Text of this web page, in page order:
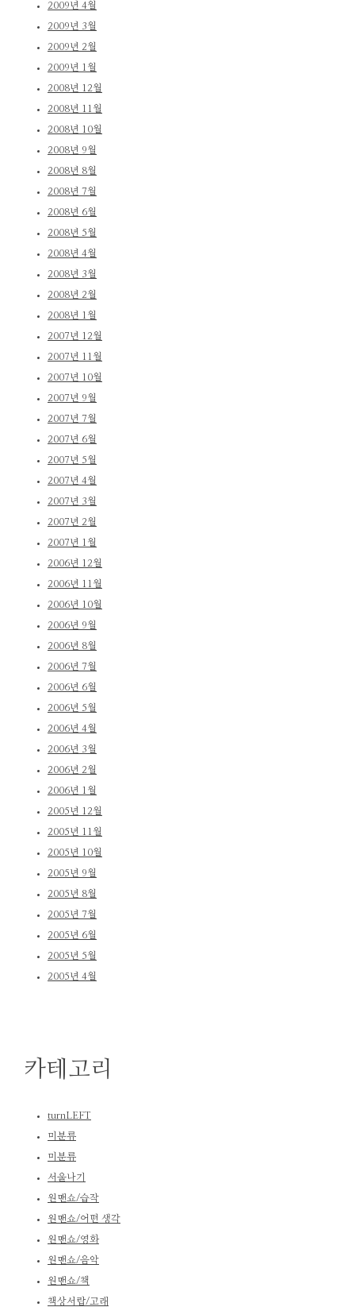
2009년 4월
2009년 3월
2009년 2월
2009년 1월
2008년 12월
2008년 11월
2008년 10월
2008년 9월
2008년 8월
2008년 7월
2008년 6월
2008년 5월
2008년 4월
2008년 3월
2008년 2월
2008년 1월
2007년 12월
2007년 11월
2007년 10월
2007년 9월
2007년 7월
2007년 6월
2007년 5월
2007년 4월
2007년 3월
2007년 2월
2007년 1월
2006년 12월
2006년 11월
2006년 10월
2006년 9월
2006년 8월
2006년 7월
2006년 6월
2006년 5월
2006년 4월
2006년 3월
2006년 2월
2006년 1월
2005년 12월
2005년 11월
2005년 10월
2005년 9월
2005년 8월
2005년 7월
2005년 6월
2005년 5월
2005년 4월
카테고리
turnLEFT
미분류
미분류
서울나기
원맨쇼/습작
원맨쇼/어떤 생각
원맨쇼/영화
원맨쇼/음악
원맨쇼/책
책상서랍/고래